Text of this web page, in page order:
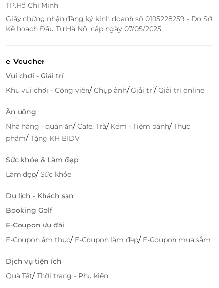
tiện lợi
Combo giá tốt – đặt lịch nhanh chóng – dịch
vụ kiểm duyệt chất lượng
Với Combo 9 đến từ Face Wash Fox, bạn không chỉ
chọn khung giờ trải nghiệm yêu thích. LifeLink cam
kết mang lại dịch vụ chính hãng – quy trình đặt lịch
tận hưởng.
TP.Hồ Chí Minh
Giấy chứng nhận đăng ký kinh doanh số 0105228259 - Do Sở
Kế hoạch Đầu Tư Hà Nội cấp ngày 07/05/2025
e-Voucher
Vui chơi - Giải trí
Khu vui chơi - Công viên/Chụp ảnh/Giải trí/Giải trí online
Ăn uống
Nhà hàng - quán ăn/Cafe, Trà/ Kem - Tiệm bánh/Thực
phẩm/Tặng KH BIDV
Sức khỏe & Làm đẹp
Làm đẹp/Sức khỏe
Du lịch - Khách sạn
Booking Golf
E-Coupon ưu đãi
E-Coupon ẩm thực/ E-Coupon làm đẹp/ E-Coupon mua sắm
Dịch vụ tiện ích
Quà Tết/Thời trang - Phụ kiện